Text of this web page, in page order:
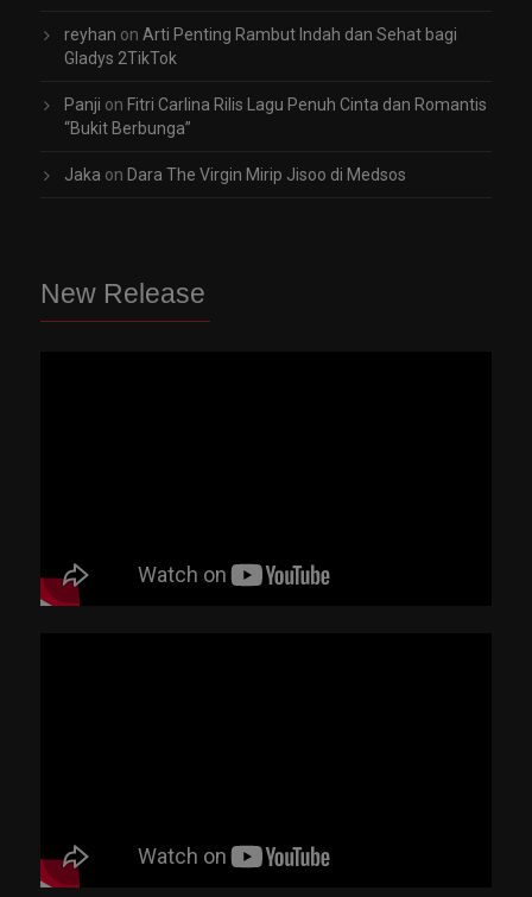
reyhan on Arti Penting Rambut Indah dan Sehat bagi
Gladys 2TikTok
Panji on Fitri Carlina Rilis Lagu Penuh Cinta dan Romantis
“Bukit Berbunga”
Jaka on Dara The Virgin Mirip Jisoo di Medsos
New Release